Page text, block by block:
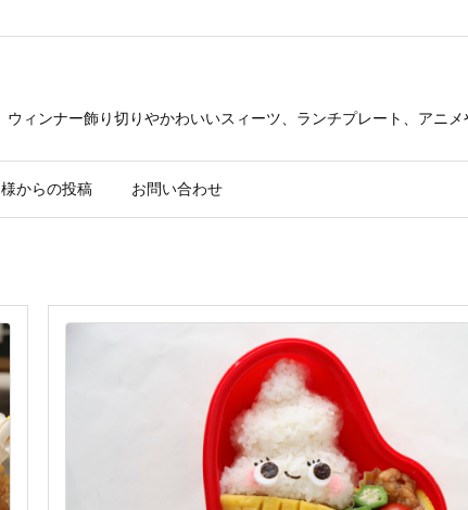
ィンナー飾り切りやかわいいスィーツ、ランチプレート、アニ
からの投稿 お問い合わせ